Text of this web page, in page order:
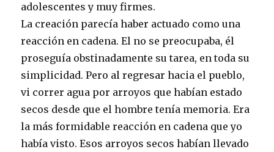
adolescentes y muy firmes.
La creación parecía haber actuado como una
reacción en cadena. El no se preocupaba, él
proseguía obstinadamente su tarea, en toda su
simplicidad. Pero al regresar hacia el pueblo,
vi correr agua por arroyos que habían estado
secos desde que el hombre tenía memoria. Era
la más formidable reacción en cadena que yo
había visto. Esos arroyos secos habían llevado